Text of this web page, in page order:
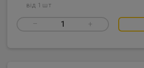
від 1 шт
– 1 +